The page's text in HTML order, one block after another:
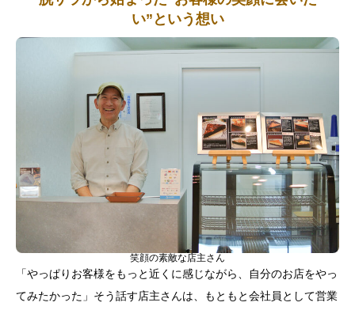
い”という想い
笑顔の素敵な店主さん
「やっぱりお客様をもっと近くに感じながら、自分のお店をやっ
てみたかった」そう話す店主さんは、もともと会社員として営業